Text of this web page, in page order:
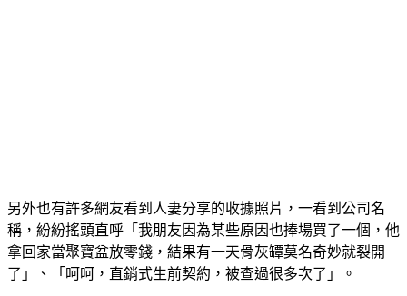
另外也有許多網友看到人妻分享的收據照片，一看到公司名
稱，紛紛搖頭直呼「我朋友因為某些原因也捧場買了一個，他
拿回家當聚寶盆放零錢，結果有一天骨灰罈莫名奇妙就裂開